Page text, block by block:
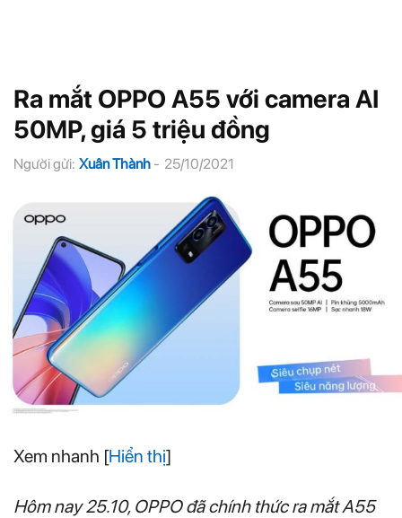
Ra mắt OPPO A55 với camera AI
50MP, giá 5 triệu đồng
Người gửi: Xuân Thành - 25/10/2021
Xem nhanh [Hiển thị]
Hôm nay 25.10, OPPO đã chính thức ra mắt A55